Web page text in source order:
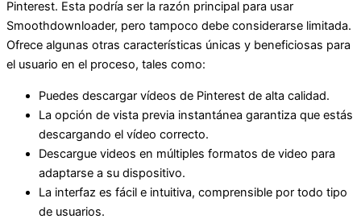
Pinterest. Esta podría ser la razón principal para usar
Smoothdownloader, pero tampoco debe considerarse limitada.
Ofrece algunas otras características únicas y beneficiosas para
el usuario en el proceso, tales como:
Puedes descargar vídeos de Pinterest de alta calidad.
La opción de vista previa instantánea garantiza que estás
descargando el vídeo correcto.
Descargue videos en múltiples formatos de video para
adaptarse a su dispositivo.
La interfaz es fácil e intuitiva, comprensible por todo tipo
de usuarios.